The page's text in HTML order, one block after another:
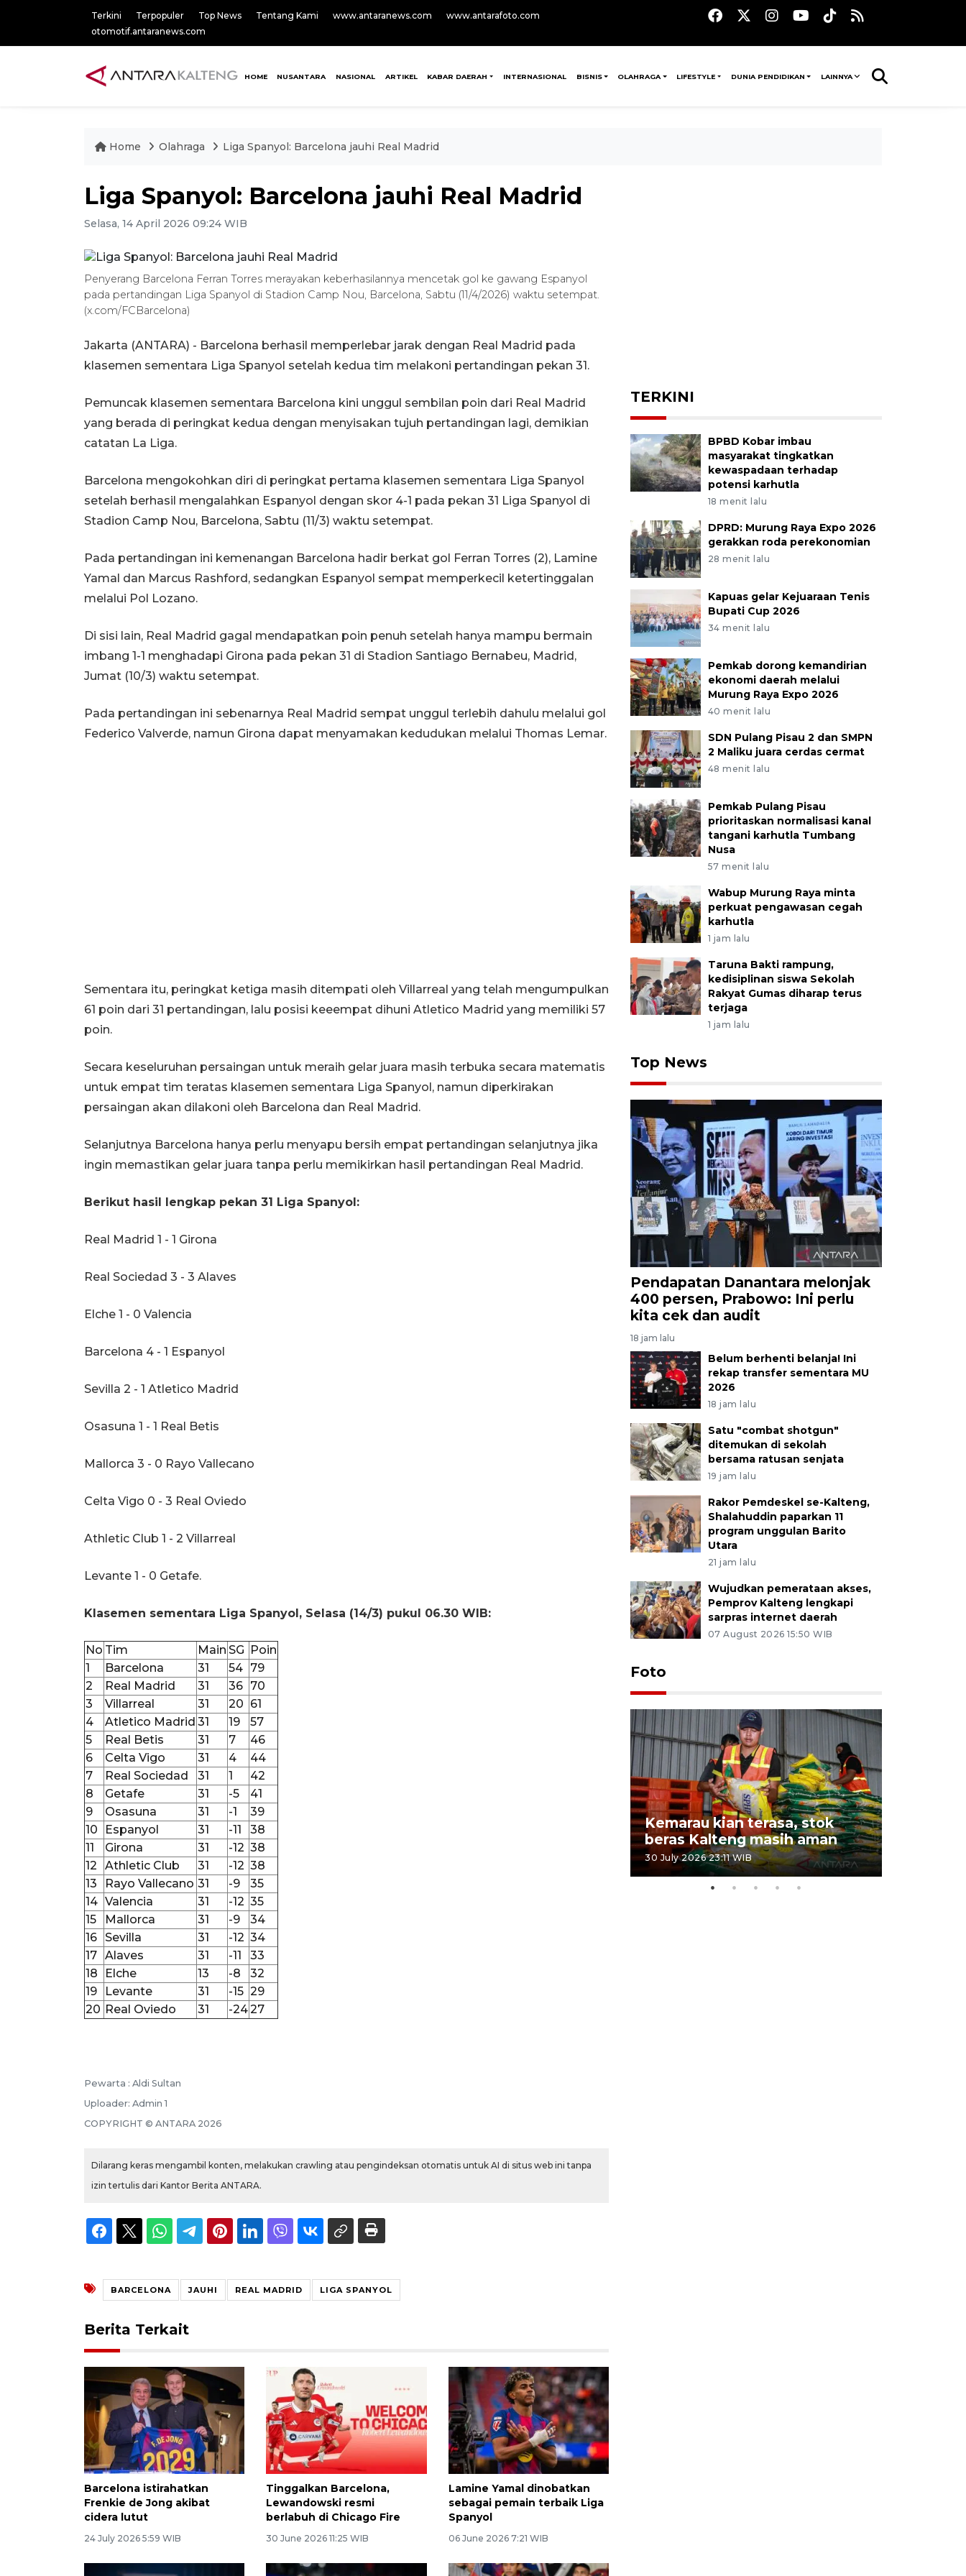
Terkini Terpopuler Top News Tentang Kami www.antaranews.com
www.antarafoto.com
otomotif.antaranews.com
HOME NUSANTARA NASIONAL ARTIKEL KABAR DAERAH INTERNASIONAL BISNIS OLAHRAGA LIFESTYLE DUNIA PENDIDIKAN LAINNYA
Home Olahraga Liga Spanyol: Barcelona jauhi Real Madrid
Liga Spanyol: Barcelona jauhi Real Madrid
Selasa, 14 April 2026 09:24 WIB
Penyerang Barcelona Ferran Torres merayakan keberhasilannya mencetak gol ke gawang Espanyol
pada pertandingan Liga Spanyol di Stadion Camp Nou, Barcelona, Sabtu (11/4/2026) waktu setempat.
(x.com/FCBarcelona)
Jakarta (ANTARA) - Barcelona berhasil memperlebar jarak dengan Real Madrid pada
klasemen sementara Liga Spanyol setelah kedua tim melakoni pertandingan pekan 31.
Pemuncak klasemen sementara Barcelona kini unggul sembilan poin dari Real Madrid
yang berada di peringkat kedua dengan menyisakan tujuh pertandingan lagi, demikian
catatan La Liga.
Barcelona mengokohkan diri di peringkat pertama klasemen sementara Liga Spanyol
setelah berhasil mengalahkan Espanyol dengan skor 4-1 pada pekan 31 Liga Spanyol di
Stadion Camp Nou, Barcelona, Sabtu (11/3) waktu setempat.
Pada pertandingan ini kemenangan Barcelona hadir berkat gol Ferran Torres (2), Lamine
Yamal dan Marcus Rashford, sedangkan Espanyol sempat memperkecil ketertinggalan
melalui Pol Lozano.
Di sisi lain, Real Madrid gagal mendapatkan poin penuh setelah hanya mampu bermain
imbang 1-1 menghadapi Girona pada pekan 31 di Stadion Santiago Bernabeu, Madrid,
Jumat (10/3) waktu setempat.
Pada pertandingan ini sebenarnya Real Madrid sempat unggul terlebih dahulu melalui gol
Federico Valverde, namun Girona dapat menyamakan kedudukan melalui Thomas Lemar.
Sementara itu, peringkat ketiga masih ditempati oleh Villarreal yang telah mengumpulkan
61 poin dari 31 pertandingan, lalu posisi keeempat dihuni Atletico Madrid yang memiliki 57
poin.
Secara keseluruhan persaingan untuk meraih gelar juara masih terbuka secara matematis
untuk empat tim teratas klasemen sementara Liga Spanyol, namun diperkirakan
persaingan akan dilakoni oleh Barcelona dan Real Madrid.
Selanjutnya Barcelona hanya perlu menyapu bersih empat pertandingan selanjutnya jika
ingin memastikan gelar juara tanpa perlu memikirkan hasil pertandingan Real Madrid.
Berikut hasil lengkap pekan 31 Liga Spanyol:
Real Madrid 1 - 1 Girona
Real Sociedad 3 - 3 Alaves
Elche 1 - 0 Valencia
Barcelona 4 - 1 Espanyol
Sevilla 2 - 1 Atletico Madrid
Osasuna 1 - 1 Real Betis
Mallorca 3 - 0 Rayo Vallecano
Celta Vigo 0 - 3 Real Oviedo
Athletic Club 1 - 2 Villarreal
Levante 1 - 0 Getafe.
Klasemen sementara Liga Spanyol, Selasa (14/3) pukul 06.30 WIB:
No Tim Main SG Poin
1
Barcelona 31 54 79
2
Real Madrid 31 36 70
3
Villarreal 31 20 61
4
Atletico Madrid 31 19
57
5
Real Betis 31 7
46
6
Celta Vigo 31 4
44
7
Real Sociedad 31 1
42
8
Getafe 31 -5
41
9
Osasuna 31 -1
39
10
Espanyol 31 -11
38
11
Girona 31 -12 38
12
Athletic Club 31 -12 38
13
Rayo Vallecano 31 -9
35
14 Valencia 31 -12 35
15
Mallorca 31 -9
34
16 Sevilla 31 -12 34
17 Alaves 31 -11
33
18
Elche 13 -8
32
19
Levante 31 -15 29
20 Real Oviedo 31 -2427
Pewarta : Aldi Sultan
Uploader: Admin 1
COPYRIGHT © ANTARA 2026
Dilarang keras mengambil konten, melakukan crawling atau pengindeksan otomatis untuk AI di situs web ini tanpa
izin tertulis dari Kantor Berita ANTARA.
BARCELONA JAUHI REAL MADRID LIGA SPANYOL
Berita Terkait
Barcelona istirahatkan
Frenkie de Jong akibat
cidera lutut
24 July 2026 5:59 WIB
Tinggalkan Barcelona,
Lewandowski resmi
berlabuh di Chicago Fire
30 June 2026 11:25 WIB
Lamine Yamal dinobatkan
sebagai pemain terbaik Liga
Spanyol
06 June 2026 7:21 WIB
TERKINI
BPBD Kobar imbau
masyarakat tingkatkan
kewaspadaan terhadap
potensi karhutla
18 menit lalu
DPRD: Murung Raya Expo 2026
gerakkan roda perekonomian
28 menit lalu
Kapuas gelar Kejuaraan Tenis
Bupati Cup 2026
34 menit lalu
Pemkab dorong kemandirian
ekonomi daerah melalui
Murung Raya Expo 2026
40 menit lalu
SDN Pulang Pisau 2 dan SMPN
2 Maliku juara cerdas cermat
48 menit lalu
Pemkab Pulang Pisau
prioritaskan normalisasi kanal
tangani karhutla Tumbang
Nusa
57 menit lalu
Wabup Murung Raya minta
perkuat pengawasan cegah
karhutla
1 jam lalu
Taruna Bakti rampung,
kedisiplinan siswa Sekolah
Rakyat Gumas diharap terus
terjaga
1 jam lalu
Top News
Pendapatan Danantara melonjak
400 persen, Prabowo: Ini perlu
kita cek dan audit
18 jam lalu
Belum berhenti belanja! Ini
rekap transfer sementara MU
2026
18 jam lalu
Satu "combat shotgun"
ditemukan di sekolah
bersama ratusan senjata
19 jam lalu
Rakor Pemdeskel se-Kalteng,
Shalahuddin paparkan 11
program unggulan Barito
Utara
21 jam lalu
Wujudkan pemerataan akses,
Pemprov Kalteng lengkapi
sarpras internet daerah
07 August 2026 15:50 WIB
Foto
Kemarau kian terasa, stok
beras Kalteng masih aman
30 July 2026 23:11 WIB